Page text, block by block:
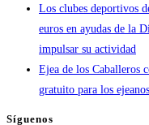
Los clubes deportivos
euros en ayudas de la
impulsar su actividad
Ejea de los Caballeros
gratuito para los ejeanos
Síguenos